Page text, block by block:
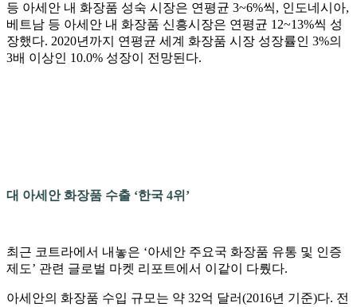
등 아세안 내 화장품 성숙 시장은 연평균 3~6%씩, 인도네시아,
베트남 등 아세안 내 화장품 신흥시장은 연평균 12~13%씩 성
장했다. 2020년까지 연평균 세계 화장품 시장 성장률인 3%의
3배 이상인 10.0% 성장이 전망된다.
대 아세안 화장품 수출 ‘한국 4위’
최근 코트라에서 내놓은 ‘아세안 주요국 화장품 유통 및 인증
제도’ 관련 글로벌 마켓 리포트에서 이같이 다뤘다.
아세안의 화장품 수입 규모는 약 32억 달러(2016년 기준)다. 전